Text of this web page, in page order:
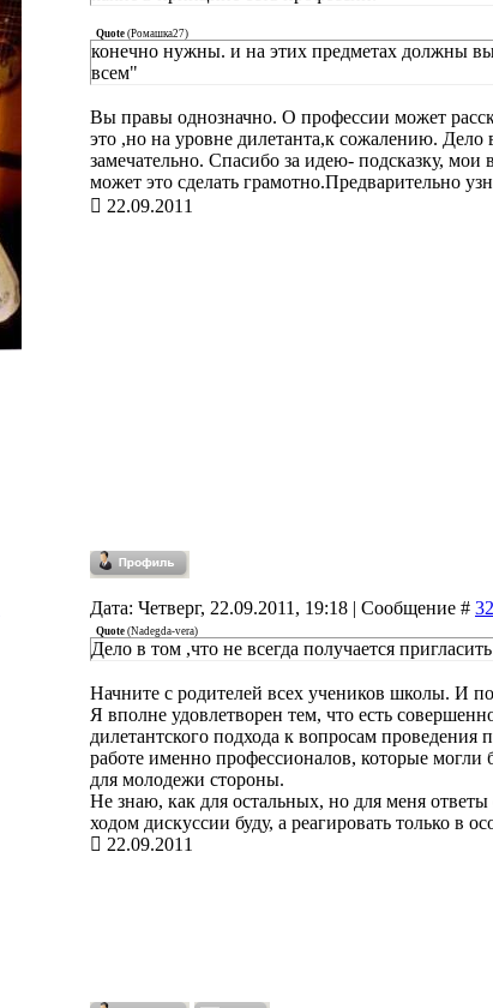
Quote (Ромашка27)
конечно нужны. и на этих предметах должны
всем"
Вы правы однозначно. О профессии может
это ,но на уровне дилетанта,к сожалению. Дело
замечательно. Спасибо за идею- подсказку, мои
может это сделать грамотно.Предварительно
22.09.2011
Дата: Четверг, 22.09.2011, 19:18 | Сообщение # 32
Quote (Nadegda-vera)
Дело в том ,что не всегда получается
Начните с родителей всех учеников школы. И
Я вполне удовлетворен тем, что есть
дилетантского подхода к вопросам
работе именно профессионалов, которые
для молодежи стороны.
Не знаю, как для остальных, но для меня
ходом дискуссии буду, а реагировать только в
22.09.2011